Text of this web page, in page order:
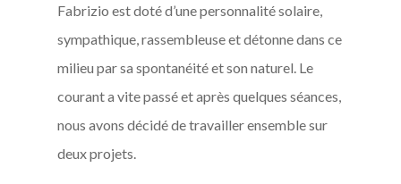
Fabrizio est doté d’une personnalité solaire,
sympathique, rassembleuse et détonne dans ce
milieu par sa spontanéité et son naturel. Le
courant a vite passé et après quelques séances,
nous avons décidé de travailler ensemble sur
deux projets.